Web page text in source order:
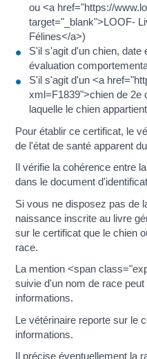
ou <a href="https://
target="_blank">LOOF-
Félines</a>)
S'il s'agit d'un chien, date
évaluation
S'il s'agit d'un <a
xml=F1839">chien de 2e
laquelle le chien appartient
Pour établir ce certificat, le
de l'état de santé apparent
Il vérifie la cohérence entre
dans le document
Si vous ne disposez pas de
naissance inscrite au livre
sur le certificat que le chien
race.
La mention <span
suivie d'un nom de race
informations.
Le vétérinaire reporte sur le
informations.
Il précise éventuellement la